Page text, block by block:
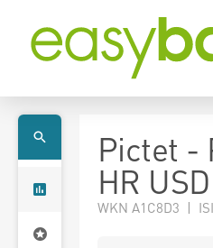
Pictet -
HR USD
WKN A1C8D3 |